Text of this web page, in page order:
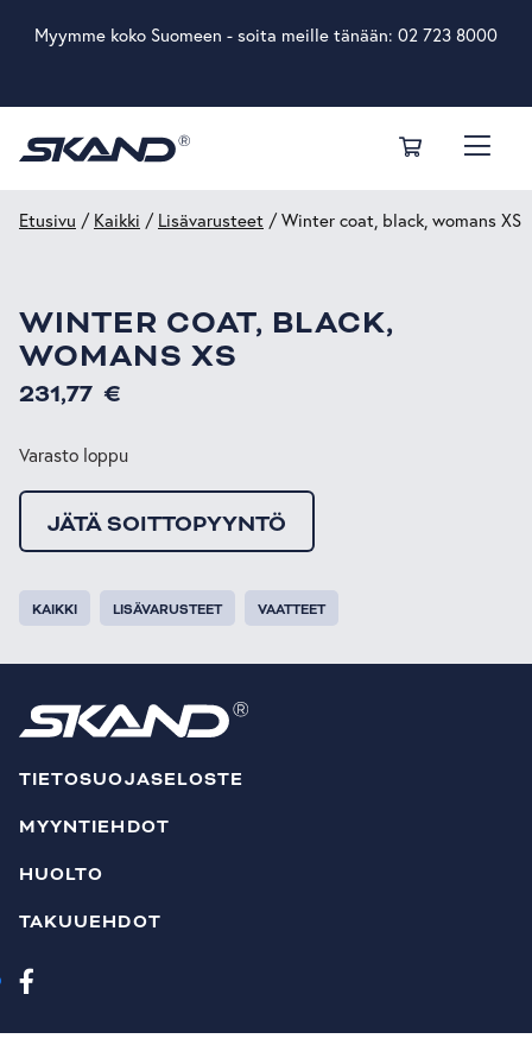
Myymme koko Suomeen - soita meille tänään: 02 723 8000
Etusivu / Kaikki / Lisävarusteet / Winter coat, black, womans XS
WINTER COAT, BLACK,
WOMANS XS
231,77 €
Varasto loppu
JÄTÄ SOITTOPYYNTÖ
KAIKKI LISÄVARUSTEET VAATTEET
TIETOSUOJASELOSTE
MYYNTIEHDOT
HUOLTO
TAKUUEHDOT